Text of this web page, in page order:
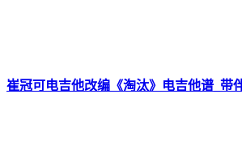
崔冠可电吉他改编《淘汰》电吉他谱_带